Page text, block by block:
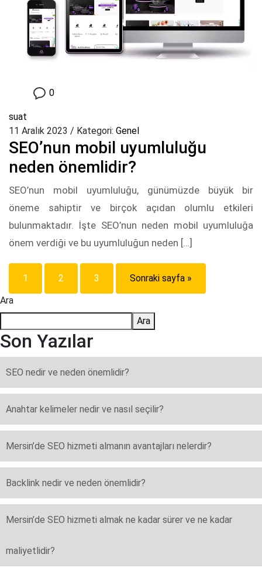
0
suat
11 Aralık 2023 / Kategori: Genel
SEO’nun mobil uyumluluğu
neden önemlidir?
SEO’nun mobil uyumluluğu, günümüzde büyük bir
öneme sahiptir ve birçok açıdan olumlu etkileri
bulunmaktadır. İşte SEO’nun neden mobil uyumluluğa
önem verdiği ve bu uyumluluğun neden […]
1 2 3
Sonraki sayfa »
Ara
Ara
Son Yazılar
SEO nedir ve neden önemlidir?
Anahtar kelimeler nedir ve nasıl seçilir?
Mersin’de SEO hizmeti almanın avantajları nelerdir?
Backlink nedir ve neden önemlidir?
Mersin’de SEO hizmeti almak ne kadar sürer ve ne kadar
maliyetlidir?